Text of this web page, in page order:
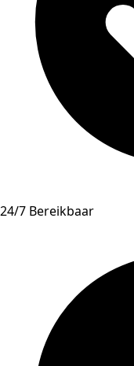
24/7 Bereikbaar